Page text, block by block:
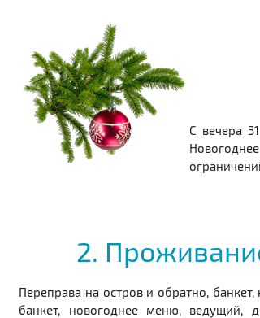
С вечера
2.
Переправа на остров и обратно,
банкет, новогоднее меню, ведущий,